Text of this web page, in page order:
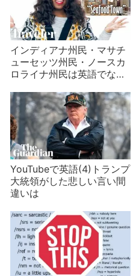
インディアナ州民・マサチ
ューセッツ州民・ノースカ
ロライナ州民は英語でなん
YouTubeで英語(4)トランプ
大統領がした悲しい言い間
違いは